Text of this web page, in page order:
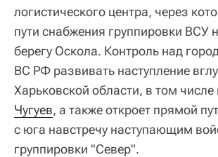
логистического центра, через
пути снабжения группировки ВСУ
берегу Оскола. Контроль над
ВС РФ развивать наступление
Харьковской области, в том числе
Чугуев, а также откроет прямой
с юга навстречу наступающим
группировки "Север".